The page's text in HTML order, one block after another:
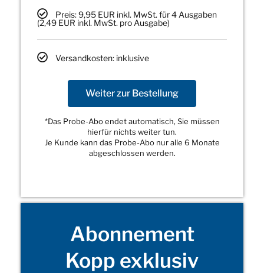
Preis: 9,95 EUR inkl. MwSt. für 4 Ausgaben
(2,49 EUR inkl. MwSt. pro Ausgabe)
Versandkosten: inklusive
Weiter zur Bestellung
*Das Probe-Abo endet automatisch, Sie müssen
hierfür nichts weiter tun.
Je Kunde kann das Probe-Abo nur alle 6 Monate
abgeschlossen werden.
Abonnement
Kopp exklusiv